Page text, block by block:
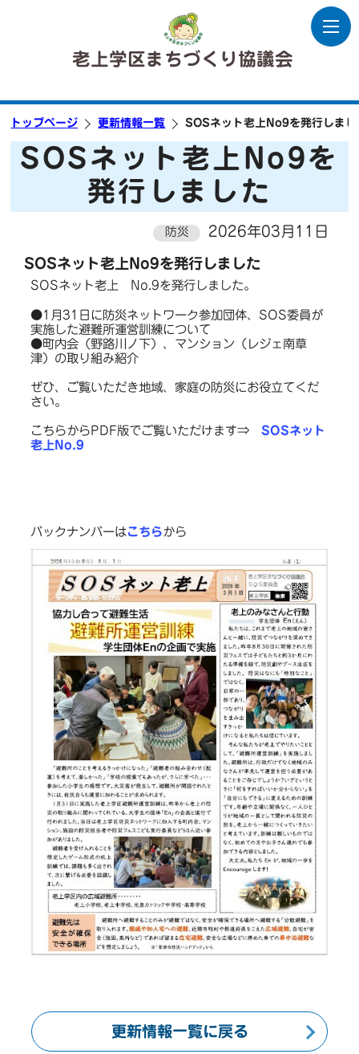
老上学区まちづくり協議会
トップページ 更新情報一覧 SOSネット老上No9を発行しまし
SOSネット老上No9を
発行しました
防災 2026年03月11日
SOSネット老上No9を発行しました
SOSネット老上 No.9を発行しました。
●1月31日に防災ネットワーク参加団体、SOS委員が
実施した避難所運営訓練について
●町内会（野路川ノ下）、マンション（レジェ南草
津）の取り組み紹介
ぜひ、ご覧いただき地域、家庭の防災にお役立てくだ
さい。
こちらからPDF版でご覧いただけます⇒ SOSネット
老上No.9
バックナンバーはこちら から
更新情報一覧に戻る